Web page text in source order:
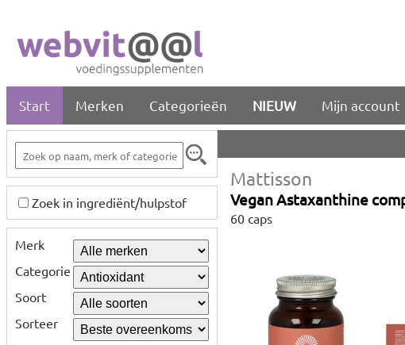
Start Merken Categorieën NIEUW Mijn account
Zoek in ingrediënt/hulpstof
Merk
Categorie
Soort
Sorteer
Mattisson
Vegan Astaxanthine
60 caps